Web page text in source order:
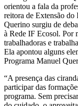
orientou a fala da
reitora de Extensão
Querino surgiu de
à Rede IF Ecosol. Por
trabalhadoras e
Ela apontou alguns
Programa Manuel
“A presença das
participar das
programa. Sem